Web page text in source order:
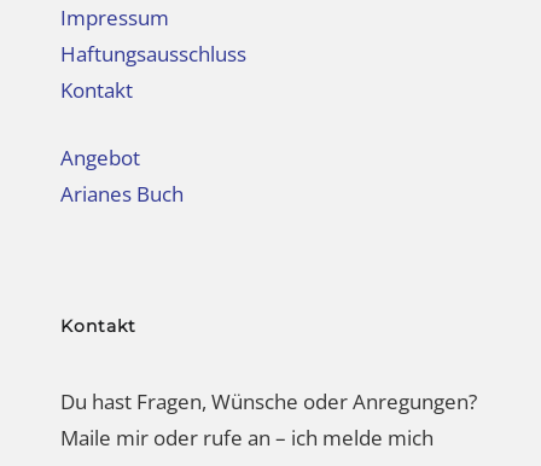
Impressum
Haftungsausschluss
Kontakt
Angebot
Arianes Buch
Kontakt
Du hast Fragen, Wünsche oder Anregungen?
Maile mir oder rufe an – ich melde mich